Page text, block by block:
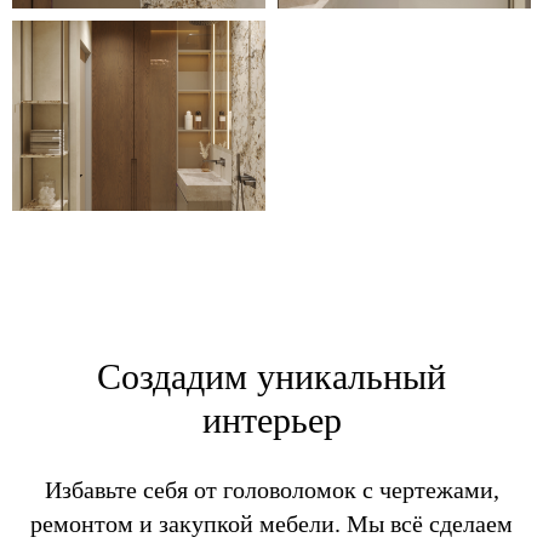
Создадим уникальный
интерьер
Избавьте себя от головоломок с чертежами,
ремонтом и закупкой мебели. Мы всё сделаем